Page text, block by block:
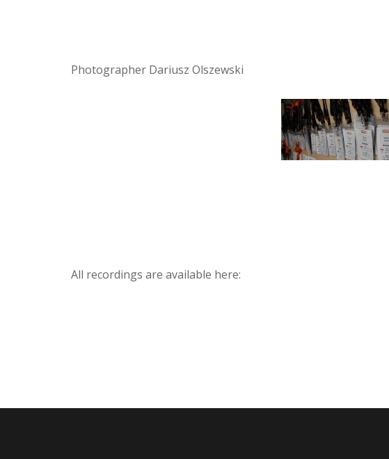
Photographer Dariusz Olszewski
All recordings are available here: